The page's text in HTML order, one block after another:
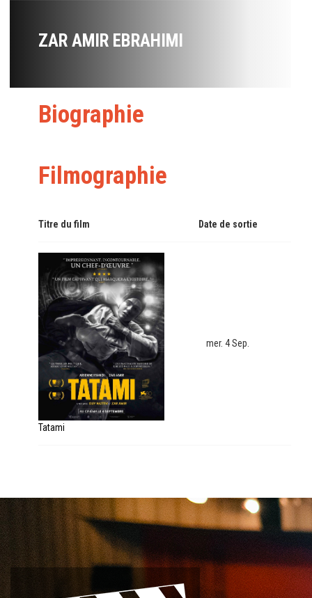
ZAR AMIR EBRAHIMI
Biographie
Filmographie
Titre du film Date de sortie
Tatami
mer. 4 Sep.